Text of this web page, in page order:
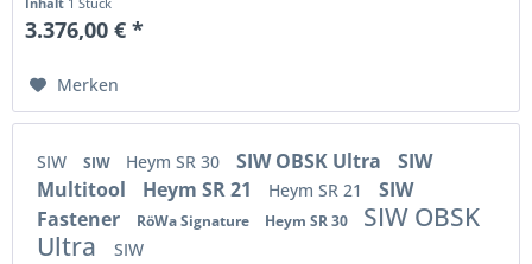
3.376,00 € *
Merken
SIW SIW Heym SR 30 SIW OBSK Ultra
SIW
Multitool
Heym SR 21 Heym SR 21
SIW
Fastener
RöWa Signature Heym SR 30
SIW OBSK
Ultra
SIW